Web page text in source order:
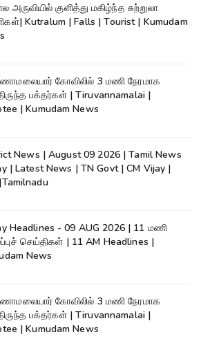
அருவியில் குளித்து மகிழ்ந்த சுற்றுலா
Kutralum | Falls | Tourist | Kumudam
கோவிலில் 3 மணி நேரமாக
பக்தர்கள் | Tiruvannamalai |
| Kumudam News
News | August 09 2026 | Tamil News
| Latest News | TN Govt | CM Vijay |
Headlines - 09 AUG 2026 | 11 மணி
செய்திகள் | 11 AM Headlines |
News
கோவிலில் 3 மணி நேரமாக
பக்தர்கள் | Tiruvannamalai |
| Kumudam News